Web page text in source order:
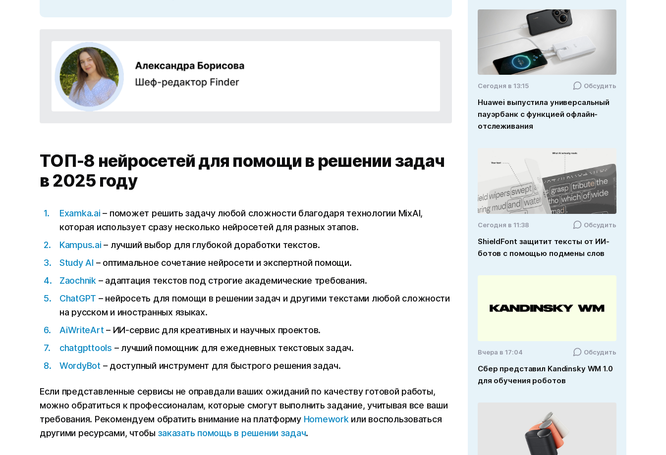
ТОП-8 нейросетей для помощи в решении задач
в 2025 году
Examka.ai – поможет решить задачу любой сложности благодаря технологии MixAI,
которая использует сразу несколько нейросетей для разных этапов.
Kampus.ai – лучший выбор для глубокой доработки текстов.
Study AI – оптимальное сочетание нейросети и экспертной помощи.
Zaochnik – адаптация текстов под строгие академические требования.
ChatGPT – нейросеть для помощи в решении задач и другими текстами любой сложности
на русском и иностранных языках.
AiWriteArt – ИИ-сервис для креативных и научных проектов.
chatgpttools – лучший помощник для ежедневных текстовых задач.
WordyBot – доступный инструмент для быстрого решения задач.
Если представленные сервисы не оправдали ваших ожиданий по качеству готовой работы,
можно обратиться к профессионалам, которые смогут выполнить задание, учитывая все ваши
требования. Рекомендуем обратить внимание на платформу Homework или воспользоваться
другими ресурсами, чтобы заказать помощь в решении задач.
Cегодня в 13:15 Обсудить
Huawei выпустила универсальный
пауэрбанк с функцией офлайн-
отслеживания
Cегодня в 11:38 Обсудить
ShieldFont защитит тексты от ИИ-
ботов с помощью подмены слов
Вчера в 17:04 Обсудить
Сбер представил Kandinsky WM 1.0
для обучения роботов